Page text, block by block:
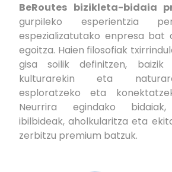
BeRoutes bizikleta-bidaia
gurpileko esperientzia
espezializatutako enpresa bat
egoitza. Haien filosofiak
gisa soilik definitzen, baizik
kulturarekin eta
esploratzeko eta
Neurrira egindako bidaiak,
ibilbideak, aholkularitza eta
zerbitzu premium batzuk.